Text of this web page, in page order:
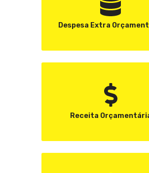
Despesa Extra
Receita